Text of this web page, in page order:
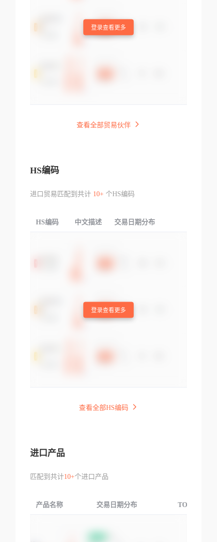
登录查看更多
查看全部贸易伙伴
HS编码
进口贸易匹配到共计 10+个HS编码
HS编码 中文描述 交易日期分布
登录查看更多
查看全部HS编码
进口产品
匹配到共计10+个进口产品
产品名称 交易日期分布 TOP3交易国